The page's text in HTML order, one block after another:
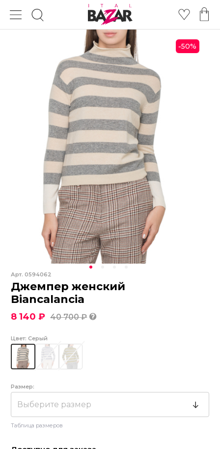
-50%
Арт.0594062
Джемпер женский
Biancalancia
8 140 ₽ 40 700 ₽
Цвет: Серый
Размер:
Выберите размер
Таблица размеров